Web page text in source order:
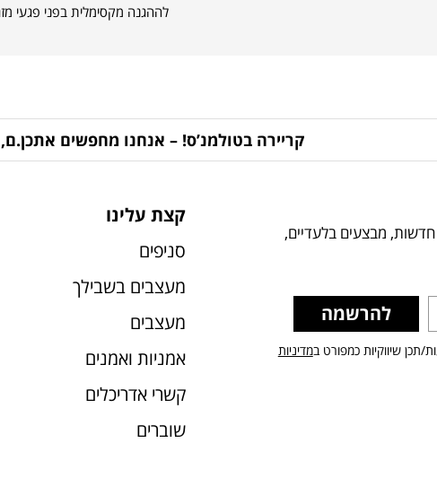
לההגנה מקסימלית בפני פגעי
קריירה בטולמנ’ס! – אנחנו מחפשים
מבצעים בלעדיים,
להרשמה
תכן שיווקיות כמפורט במדיניות
קצת עלינו
סניפים
מעצבים בשבילך
מעצבים
אמניות ואמנים
קשרי אדריכלים
שוברים